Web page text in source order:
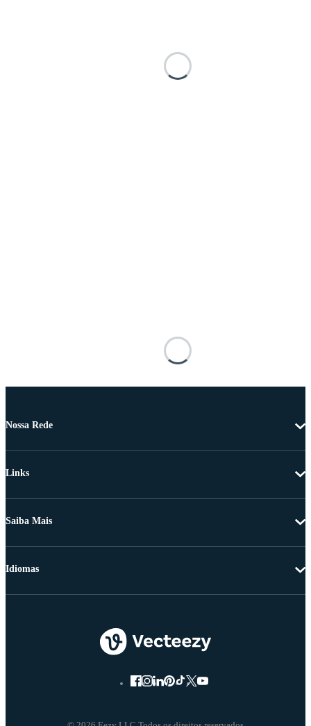
Nossa Rede
Links
Saiba Mais
Idiomas